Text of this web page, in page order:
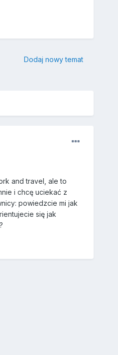
Dodaj nowy temat
and travel, ale to
i chcę uciekać z
powiedzcie mi jak
się jak